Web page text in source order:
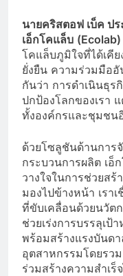
นายคริสตอฟ เบ็ค ป
เอ็กโคแล็บ (Ecolab)
โคแล็บภูมิใจที่ได้เคี
ยั่งยืน ความร่วมมือ
กันว่า การดำเนินธุร
ปกป้องโลกของเรา
ทั้งองค์กรและชุมชน
ด้วยโซลูชันด้านการ
กระบวนการผลิต เอ็
วางใจในการช่วยสร้
มองไปข้างหน้า เรา
ที่ขับเคลื่อนด้วยนวัต
ช่วยเร่งการบรรลุเป้
พร้อมสร้างแรงบันด
อุตสาหกรรมโดยรวม
ร่วมสร้างความสำเร็